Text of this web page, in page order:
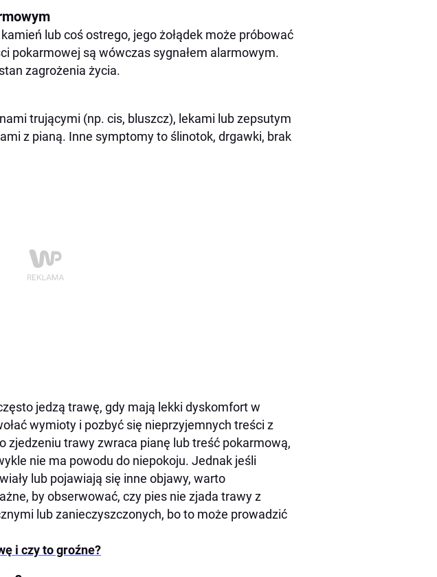
lub coś ostrego, jego żołądek może próbować
pokarmowej są wówczas sygnałem alarmowym.
zagrożenia życia.
trującymi (np. cis, bluszcz), lekami lub zepsutym
z pianą. Inne symptomy to ślinotok, drgawki, brak
jedzą trawę, gdy mają lekki dyskomfort w
wymioty i pozbyć się nieprzyjemnych treści z
zjedzeniu trawy zwraca pianę lub treść pokarmową,
nie ma powodu do niepokoju. Jednak jeśli
lub pojawiają się inne objawy, warto
by obserwować, czy pies nie zjada trawy z
lub zanieczyszczonych, bo to może prowadzić
i czy to groźne?